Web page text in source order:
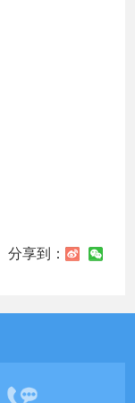
分享到：